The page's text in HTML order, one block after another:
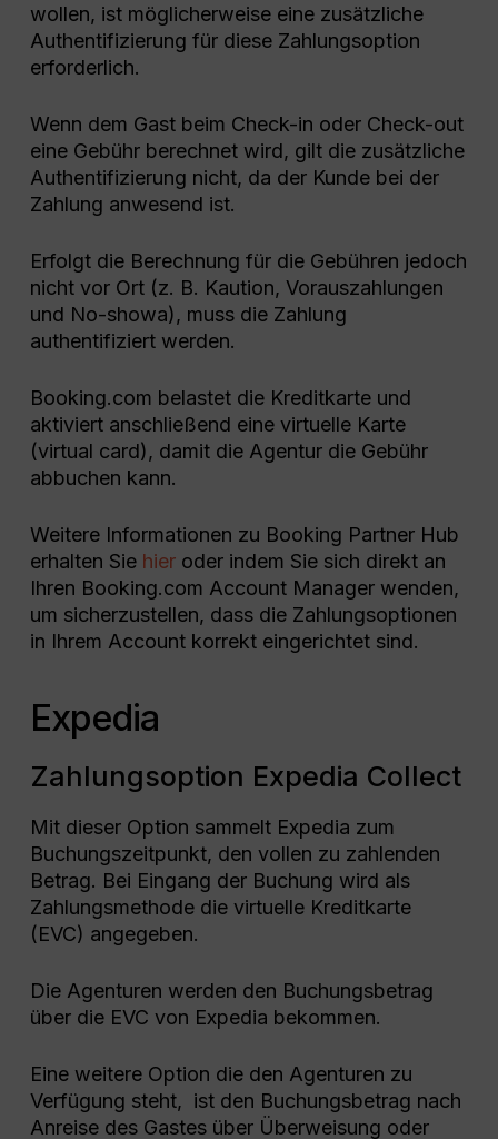
wollen, ist möglicherweise eine zusätzliche
Authentifizierung für diese Zahlungsoption
erforderlich.
Wenn dem Gast beim Check-in oder Check-out
eine Gebühr berechnet wird, gilt die zusätzliche
Authentifizierung nicht, da der Kunde bei der
Zahlung anwesend ist.
Erfolgt die Berechnung für die Gebühren jedoch
nicht vor Ort (z. B. Kaution, Vorauszahlungen
und No-showa), muss die Zahlung
authentifiziert werden.
Booking.com belastet die Kreditkarte und
aktiviert anschließend eine virtuelle Karte
(virtual card), damit die Agentur die Gebühr
abbuchen kann.
Weitere Informationen zu Booking Partner Hub
erhalten Sie hier oder indem Sie sich direkt an
Ihren Booking.com Account Manager wenden,
um sicherzustellen, dass die Zahlungsoptionen
in Ihrem Account korrekt eingerichtet sind.
Expedia
Zahlungsoption Expedia Collect
Mit dieser Option sammelt Expedia zum
Buchungszeitpunkt, den vollen zu zahlenden
Betrag. Bei Eingang der Buchung wird als
Zahlungsmethode die virtuelle Kreditkarte
(EVC) angegeben.
Die Agenturen werden den Buchungsbetrag
über die EVC von Expedia bekommen.
Eine weitere Option die den Agenturen zu
Verfügung steht, ist den Buchungsbetrag nach
Anreise des Gastes über Überweisung oder